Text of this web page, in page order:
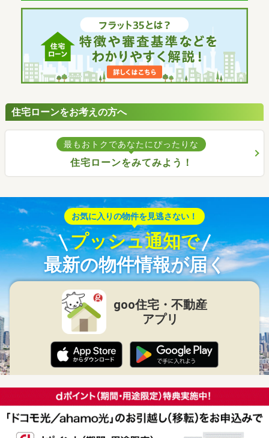
住宅ローンをお考えの方へ
最もおトクであなたにぴったりな
住宅ローンをみてみよう！
お気に入りの物件を見逃さない！
プッシュ通知で
最新の物件情報が届く
goo住宅・不動産
アプリ